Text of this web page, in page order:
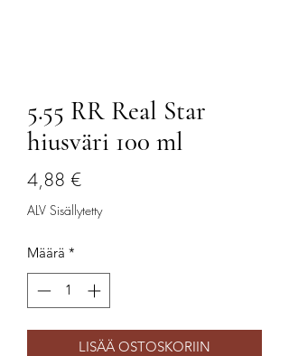
5.55 RR Real Star
hiusväri 100 ml
4,88 €Hinta
ALV Sisällytetty
Määrä *
LISÄÄ OSTOSKORIIN